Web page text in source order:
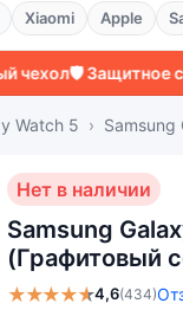
Xiaomi Apple
🛡️ Защитное стекло
Watch 5
Нет в наличии
Samsung
(Графитовый
★★★★★4,6(434)